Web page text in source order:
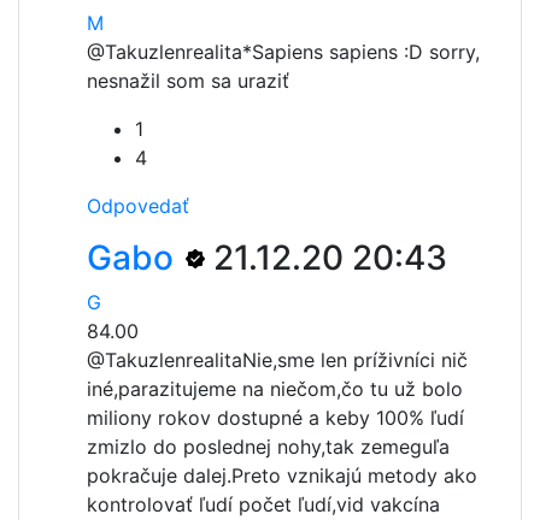
M
@Takuzlenrealita*Sapiens sapiens :D sorry,
nesnažil som sa uraziť
1
4
Odpovedať
Gabo 21.12.20 20:43
G
84.00
@TakuzlenrealitaNie,sme len príživníci nič
iné,parazitujeme na niečom,čo tu už bolo
miliony rokov dostupné a keby 100% ľudí
zmizlo do poslednej nohy,tak zemeguľa
pokračuje dalej.Preto vznikajú metody ako
kontrolovať ľudí počet ľudí,vid vakcína